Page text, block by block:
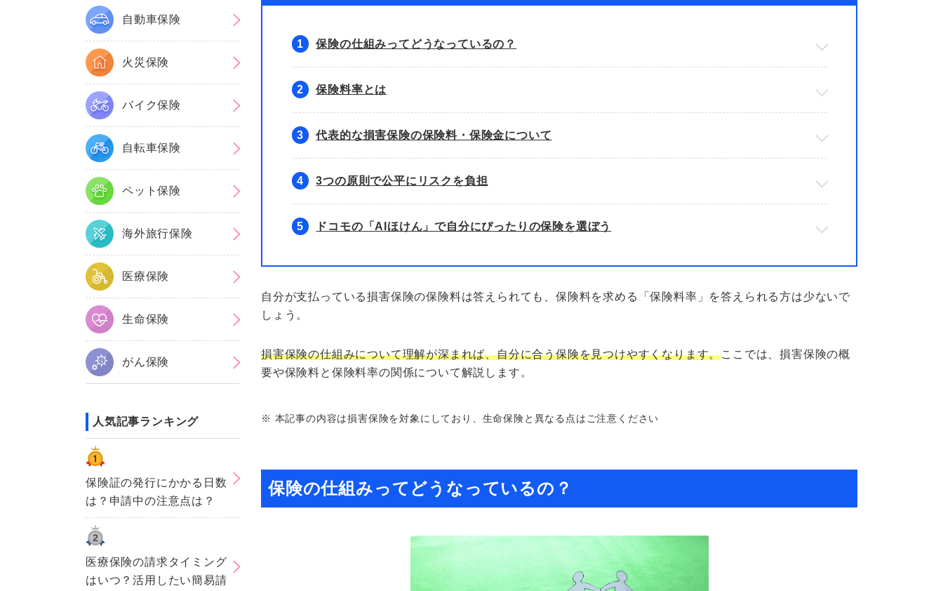
自動車保険
火災保険
バイク保険
自転車保険
ペット保険
海外旅行保険
医療保険
生命保険
がん保険
人気記事ランキング
保険証の発行にかかる日数
は？申請中の注意点は？
医療保険の請求タイミング
はいつ？活用したい簡易請
1 保険の仕組みってどうなっているの？
2 保険料率とは
3 代表的な損害保険の保険料・保険金について
4 3つの原則で公平にリスクを負担
5 ドコモの「AIほけん」で自分にぴったりの保険を選ぼう
自分が支払っている損害保険の保険料は答えられても、保険料を求める「保険料率」を答えられる方は少ないで
しょう。
損害保険の仕組みについて理解が深まれば、自分に合う保険を見つけやすくなります。ここでは、損害保険の概
要や保険料と保険料率の関係について解説します。
※ 本記事の内容は損害保険を対象にしており、生命保険と異なる点はご注意ください
保険の仕組みってどうなっているの？